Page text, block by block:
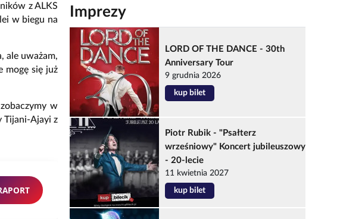
z ALKS
w biegu na
ale uważam,
mogę się już
w
Tijani-Ajayi z
Imprezy
LORD OF THE DANCE - 30th
Anniversary Tour
9 grudnia 2026
kup bilet
Piotr Rubik - "Psałterz
wrześniowy" Koncert jubileuszowy
- 20-lecie
11 kwietnia 2027
kup bilet